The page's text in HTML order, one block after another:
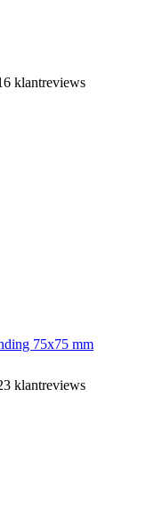
klantreviews
75x75 mm
klantreviews